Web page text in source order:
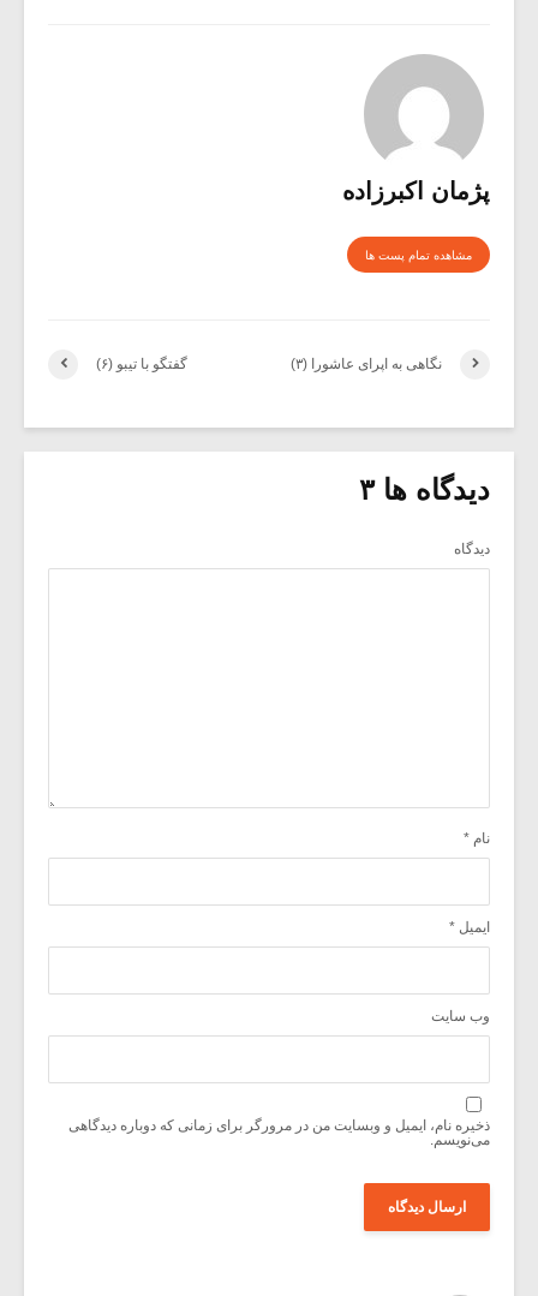
پژمان اکبرزاده
مشاهده تمام پست ها
گفتگو با تیبو (۶) نگاهی به اپرای عاشورا (۳)
دیدگاه ها ۳
دیدگاه
نام *
ایمیل *
وب‌ سایت
ذخیره نام، ایمیل و وبسایت من در مرورگر برای زمانی که دوباره دیدگاهی
می‌نویسم.